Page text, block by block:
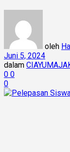
oleh
Juni 5, 2024
dalam
0 0
0